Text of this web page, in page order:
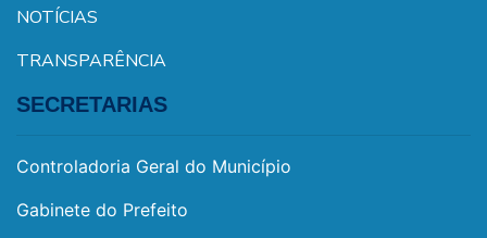
NOTÍCIAS
TRANSPARÊNCIA
SECRETARIAS
Controladoria Geral do Município
Gabinete do Prefeito